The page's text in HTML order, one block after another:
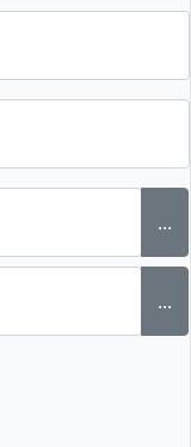
...
...